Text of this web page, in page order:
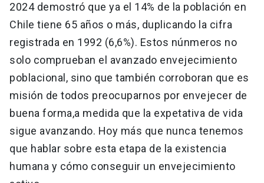
2024 demostró que ya el 14% de la población en
Chile tiene 65 años o más, duplicando la cifra
registrada en 1992 (6,6%). Estos núnmeros no
solo comprueban el avanzado envejecimiento
poblacional, sino que también corroboran que es
misión de todos preocuparnos por envejecer de
buena forma,a medida que la expetativa de vida
sigue avanzando. Hoy más que nunca tenemos
que hablar sobre esta etapa de la existencia
humana y cómo conseguir un envejecimiento